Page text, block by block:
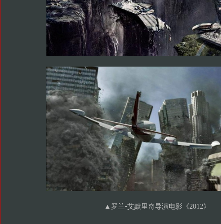
▲罗兰•艾默里奇导演电影《2012》